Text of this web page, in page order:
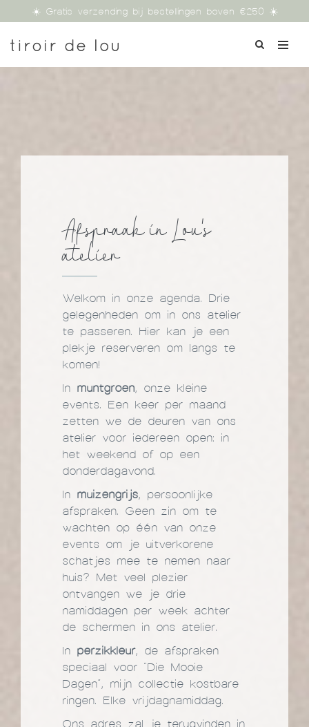
☀️ Gratis verzending bij bestellingen boven €250 ☀️
Afspraak in Lou's
atelier
Welkom in onze agenda. Drie
gelegenheden om in ons atelier
te passeren. Hier kan je een
plekje reserveren om langs te
komen!
In muntgroen, onze kleine
events. Een keer per maand
zetten we de deuren van ons
atelier voor iedereen open: in
het weekend of op een
donderdagavond.
In muizengrijs, persoonlijke
afspraken. Geen zin om te
wachten op één van onze
events om je uitverkorene
schatjes mee te nemen naar
huis? Met veel plezier
ontvangen we je drie
namiddagen per week achter
de schermen in ons atelier.
In perzikkleur, de afspraken
speciaal voor “Die Mooie
Dagen”, mijn collectie kostbare
ringen. Elke vrijdagnamiddag.
Ons adres zal je terugvinden in